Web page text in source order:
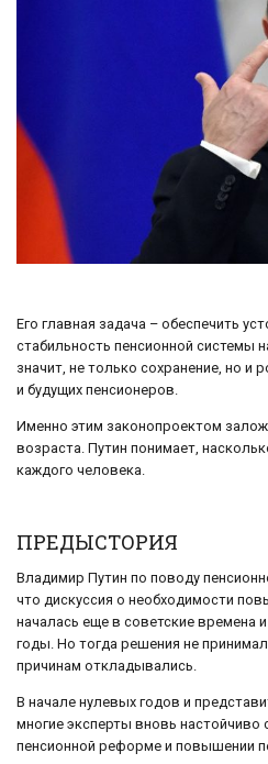
Его главная задача – обеспечить
стабильность пенсионной системы
значит, не только сохранение, но и
и будущих пенсионеров.
Именно этим законопроектом
возраста. Путин понимает,
каждого человека.
ПРЕДЫСТОРИЯ
Владимир Путин по поводу
что дискуссия о необходимости
началась еще в советские времена
годы. Но тогда решения не
причинам откладывались.
В начале нулевых годов и
многие эксперты вновь настойчиво
пенсионной реформе и повышении